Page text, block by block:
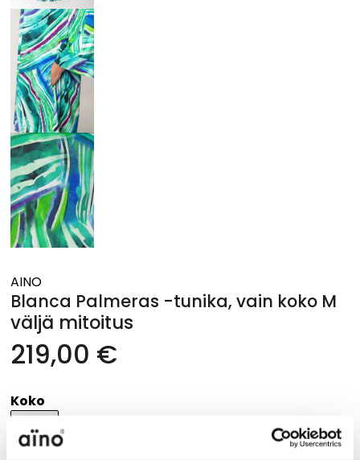
AINO
Blanca Palmeras -tunika, vain koko M
väljä mitoitus
219,00 €
Koko